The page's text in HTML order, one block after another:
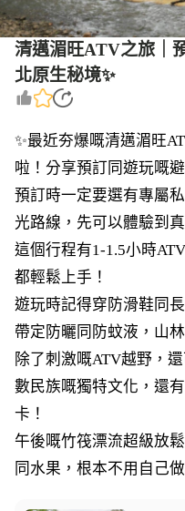
清邁湄旺ATV之旅｜
北原生秘境✨
✨最近夯爆嘅清邁湄旺
啦！分享預訂同遊玩嘅
預訂時一定要選有專屬
光路線，先可以體驗到
這個行程有1-1.5小時
都輕鬆上手！
遊玩時記得穿防滑鞋同
帶定防曬同防蚊液，山
除了刺激嘅ATV越野，
數民族嘅獨特文化，還
卡！
午後嘅竹筏漂流超級放
同水果，根本不用自己做